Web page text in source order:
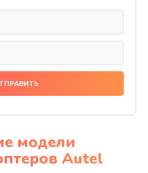
модели
Autel